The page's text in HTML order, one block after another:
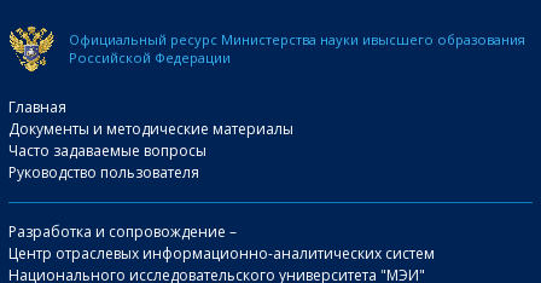
Официальный ресурс Министерства науки ивысшего образования
Российской Федерации
Главная
Документы и методические материалы
Часто задаваемые вопросы
Руководство пользователя
Разработка и сопровождение –
Центр отраслевых информационно-аналитических систем
Национального исследовательского университета "МЭИ"